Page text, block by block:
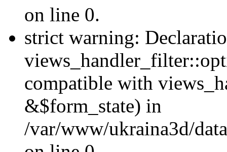
on line 0.
strict warning:
compatible with
&$form_state) in
/var/www/ukraina3d/